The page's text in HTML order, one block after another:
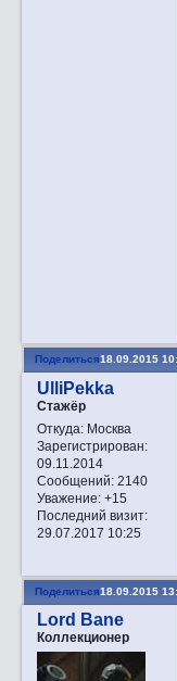
Поделиться18.09.2015
UlliPekka
Стажёр
Откуда:Москва
Зарегистрирован:
09.11.2014
Сообщений:2140
Уважение: +15
Последний визит:
29.07.2017 10:25
Поделиться18.09.2015
Lord Bane
Коллекционер